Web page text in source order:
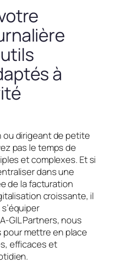
à
dirigeant de petite
pas le temps de
et complexes. Et si
dans une
de la facturation
croissante, il
GIL Partners, nous
mettre en place
efficaces et